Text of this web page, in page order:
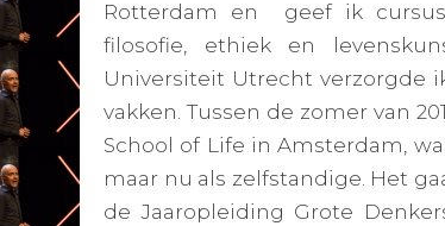
Rotterdam en geef ik
filosofie, ethiek en
Universiteit Utrecht verzorgde
vakken. Tussen de zomer van
School of Life in Amsterdam,
maar nu als zelfstandige. Het
deJaaropleiding Grote